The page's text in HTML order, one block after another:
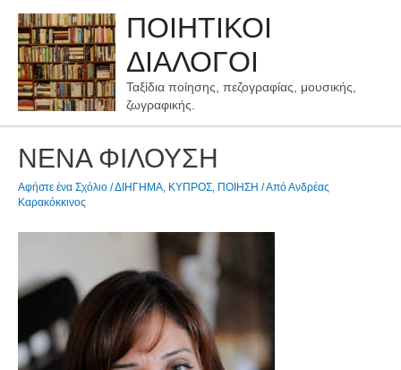
περιεχόμενο
ΠΟΙΗΤΙΚΟΙ
ΔΙΑΛΟΓΟΙ
Ταξίδια ποίησης, πεζογραφίας, μουσικής,
ζωγραφικής.
ΝΕΝΑ ΦΙΛΟΥΣΗ
Αφήστε ένα Σχόλιο /ΔΙΗΓΗΜΑ, ΚΥΠΡΟΣ, ΠΟΙΗΣΗ / ΑπόΑνδρέας
Καρακόκκινος